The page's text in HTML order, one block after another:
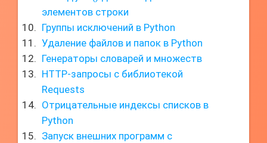
элементов строки
Группы исключений в Python
Удаление файлов и папок в Python
Генераторы словарей и множеств
HTTP-запросы с библиотекой
Requests
Отрицательные индексы списков в
Python
Запуск внешних программ с